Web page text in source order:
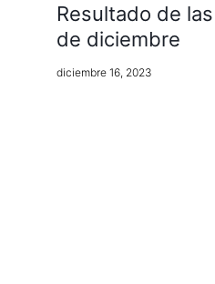
Resultado de
de diciembre
diciembre 16, 2023